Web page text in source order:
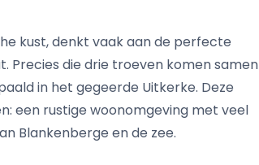
kust, denkt vaak aan de perfecte
Precies die drie troeven komen samen
in het gegeerde Uitkerke. Deze
een rustige woonomgeving met veel
Blankenberge en de zee.